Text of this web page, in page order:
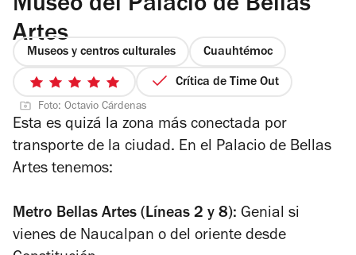
Museo del Palacio de Bellas
Artes
Museos y centros culturales Cuauhtémoc
5
de
5
estrellas
Crítica de Time Out
Foto: Octavio Cárdenas
Esta es quizá la zona más conectada por
transporte de la ciudad. En el Palacio de Bellas
Artes tenemos:
Metro Bellas Artes (Líneas 2 y 8): Genial si
vienes de Naucalpan o del oriente desde